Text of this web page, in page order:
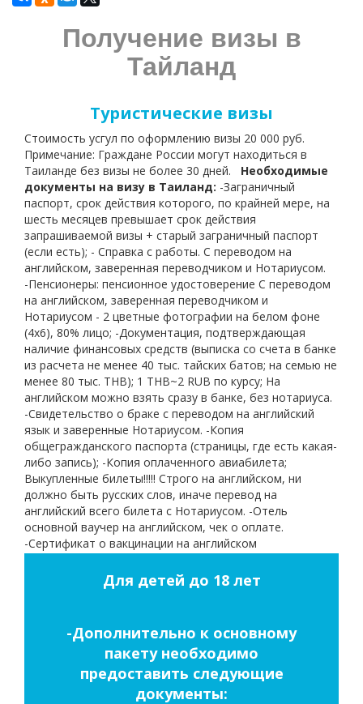
Получение визы в
Тайланд
Туристические визы
Стоимость усгул по оформлению визы 20 000 руб.
Примечание: Граждане России могут находиться в
Таиланде без визы не более 30 дней. Необходимые
документы на визу в Таиланд: -Заграничный
паспорт, срок действия которого, по крайней мере, на
шесть месяцев превышает срок действия
запрашиваемой визы + старый заграничный паспорт
(если есть); - Справка с работы. С переводом на
английском, заверенная переводчиком и Нотариусом.
-Пенсионеры: пенсионное удостоверение С переводом
на английском, заверенная переводчиком и
Нотариусом - 2 цветные фотографии на белом фоне
(4х6), 80% лицо; -Документация, подтверждающая
наличие финансовых средств (выписка со счета в банке
из расчета не менее 40 тыс. тайских батов; на семью не
менее 80 тыс. THB); 1 THB~2 RUB по курсу; На
английском можно взять сразу в банке, без нотариуса.
-Свидетельство о браке с переводом на английский
язык и заверенные Нотариусом. -Копия
общегражданского паспорта (страницы, где есть какая-
либо запись); -Копия оплаченного авиабилета;
Выкупленные билеты!!!!! Строго на английском, ни
должно быть русских слов, иначе перевод на
английский всего билета с Нотариусом. -Отель
основной ваучер на английском, чек о оплате.
-Сертификат о вакцинации на английском
Для детей до 18 лет
-Дополнительно к основному
пакету необходимо
предоставить следующие
документы: